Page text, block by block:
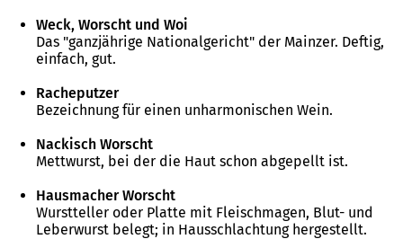
Weck, Worscht und Woi
Das "ganzjährige Nationalgericht" der Mainzer. Deftig,
einfach, gut.
Racheputzer
Bezeichnung für einen unharmonischen Wein.
Nackisch Worscht
Mettwurst, bei der die Haut schon abgepellt ist.
Hausmacher Worscht
Wurstteller oder Platte mit Fleischmagen, Blut- und
Leberwurst belegt; in Hausschlachtung hergestellt.